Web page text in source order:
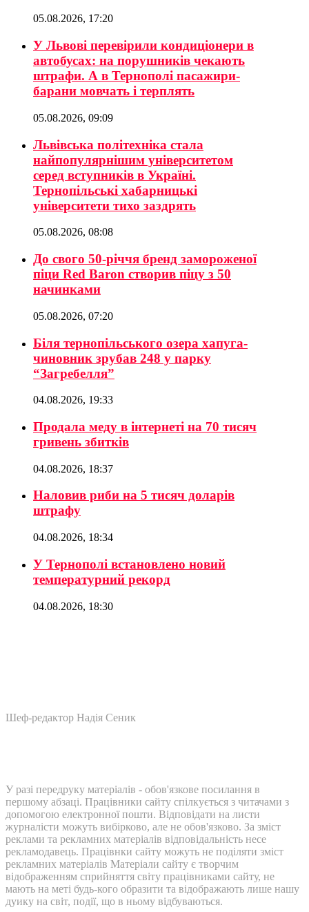
05.08.2026, 17:20
У Львові перевірили кондиціонери в
автобусах: на порушників чекають
штрафи. А в Тернополі пасажири-
барани мовчать і терплять
05.08.2026, 09:09
Львівська політехніка стала
найпопулярнішим університетом
серед вступників в Україні.
Тернопільські хабарницькі
університети тихо заздрять
05.08.2026, 08:08
До свого 50-річчя бренд замороженої
піци Red Baron створив піцу з 50
начинками
05.08.2026, 07:20
Біля тернопільського озера хапуга-
чиновник зрубав 248 у парку
“Загребелля”
04.08.2026, 19:33
Продала меду в інтернеті на 70 тисяч
гривень збитків
04.08.2026, 18:37
Наловив риби на 5 тисяч доларів
штрафу
04.08.2026, 18:34
У Тернополі встановлено новий
температурний рекорд
04.08.2026, 18:30
Шеф-редактор Надія Сеник
У разі передруку матеріалів - обов'язкове посилання в
першому абзаці. Працівники сайту спілкується з читачами з
допомогою електронної пошти. Відповідати на листи
журналісти можуть вибірково, але не обов'язково. За зміст
реклами та рекламних матеріалів відповідальність несе
рекламодавець. Працівнки сайту можуть не поділяти зміст
рекламних матеріалів Матеріали сайту є творчим
відображенням сприйняття світу працівниками сайту, не
мають на меті будь-кого образити та відображають лише нашу
дуику на світ, події, що в ньому відбуваються.